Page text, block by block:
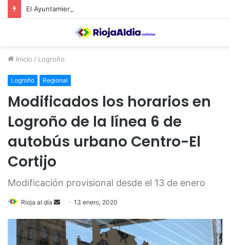
Inicio / Logroño
Logroño Regional
Modificados los horarios en
Logroño de la línea 6 de
autobús urbano Centro-El
Cortijo
Modificación provisional desde el 13 de enero
Rioja al día
n
d
13 enero, 2020